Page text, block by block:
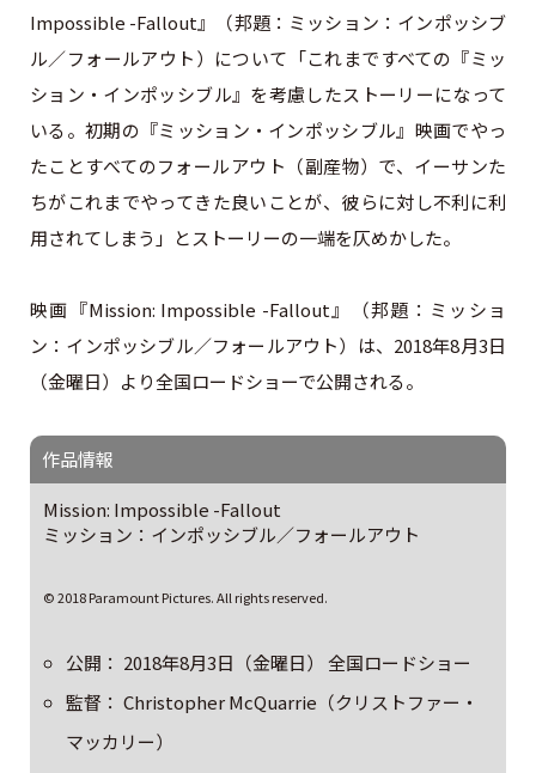
Impossible -Fallout』（邦題：ミッション：インポッシブ
ル／フォールアウト）について「これまですべての『ミッ
ション・インポッシブル』を考慮したストーリーになって
いる。初期の『ミッション・インポッシブル』映画でやっ
たことすべてのフォールアウト（副産物）で、イーサンた
ちがこれまでやってきた良いことが、彼らに対し不利に利
用されてしまう」とストーリーの一端を仄めかした。
映画『Mission: Impossible -Fallout』（邦題：ミッショ
ン：インポッシブル／フォールアウト）は、2018年8月3日
（金曜日）より全国ロードショーで公開される。
作品情報
Mission: Impossible -Fallout
ミッション：インポッシブル／フォールアウト
© 2018 Paramount Pictures. All rights reserved.
公開： 2018年8月3日（金曜日） 全国ロードショー
監督： Christopher McQuarrie（クリストファー・
マッカリー）